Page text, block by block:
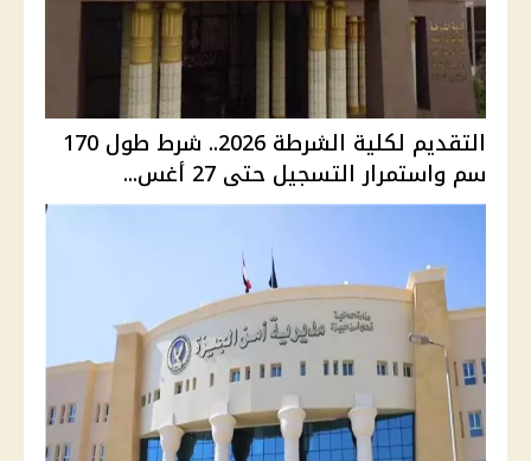
التقديم لكلية الشرطة 2026.. شرط طول 170
سم واستمرار التسجيل حتى 27 أغس...